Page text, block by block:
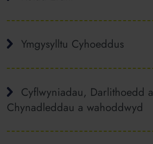
Ymgysylltu Cyhoeddus
Cyflwyniadau, Darlithoedd a
Chynadleddau a wahoddwyd